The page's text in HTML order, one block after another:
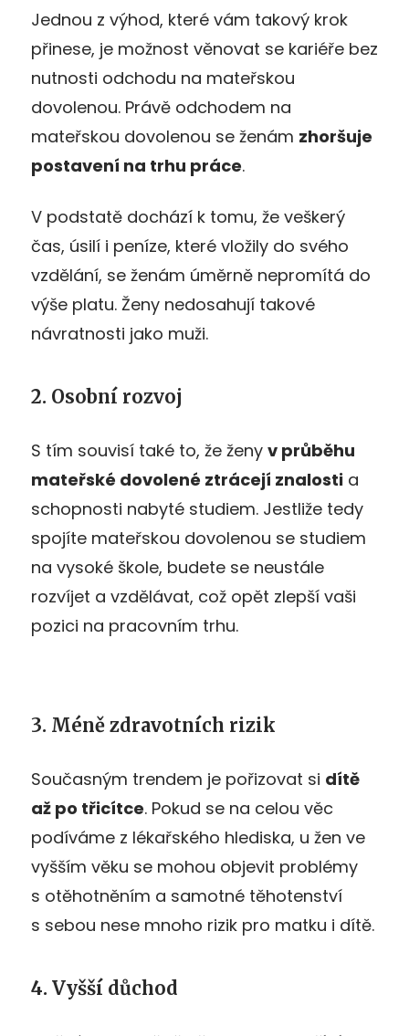
Jednou z výhod, které vám takový krok
přinese, je možnost věnovat se kariéře bez
nutnosti odchodu na mateřskou
dovolenou. Právě odchodem na
mateřskou dovolenou se ženám zhoršuje
postavení na trhu práce.
V podstatě dochází k tomu, že veškerý
čas, úsilí i peníze, které vložily do svého
vzdělání, se ženám úměrně nepromítá do
výše platu. Ženy nedosahují takové
návratnosti jako muži.
2. Osobní rozvoj
S tím souvisí také to, že ženy v průběhu
mateřské dovolené ztrácejí znalosti a
schopnosti nabyté studiem. Jestliže tedy
spojíte mateřskou dovolenou se studiem
na vysoké škole, budete se neustále
rozvíjet a vzdělávat, což opět zlepší vaši
pozici na pracovním trhu.
3. Méně zdravotních rizik
Současným trendem je pořizovat si dítě
až po třicítce. Pokud se na celou věc
podíváme z lékařského hlediska, u žen ve
vyšším věku se mohou objevit problémy
s otěhotněním a samotné těhotenství
s sebou nese mnoho rizik pro matku i dítě.
4. Vyšší důchod